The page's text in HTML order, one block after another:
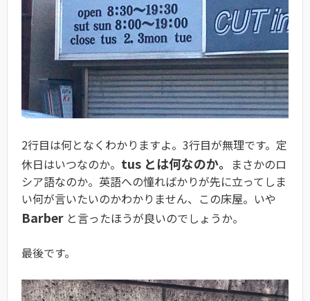
2行目は何となくわかりますよ。3行目が無理です。定
休日はいつなのか。 tus とは何なのか。 まさかのロ
シア語なのか。英語への憧ればかりが先に立ってしま
い何が言いたいのかわかりません、この床屋。いや
Barber と言ったほうが良いのでしょうか。
最後です。